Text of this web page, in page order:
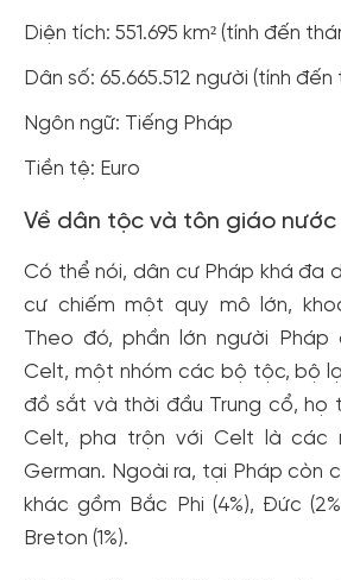
Diện tích: 551.695 km² (tính đến
Dân số: 65.665.512 người (tính
Ngôn ngữ: Tiếng Pháp
Tiền tệ: Euro
Về dân tộc và tôn giáo nước
Có thể nói, dân cư Pháp khá đa
cư chiếm một quy mô lớn,
Theo đó, phần lớn người
Celt, một nhóm các bộ tộc, bộ
đồ sắt và thời đầu Trung cổ, họ
Celt, pha trộn với Celt là các
German. Ngoài ra, tại Pháp còn
khác gồm Bắc Phi (4%), Đức
Breton (1%).